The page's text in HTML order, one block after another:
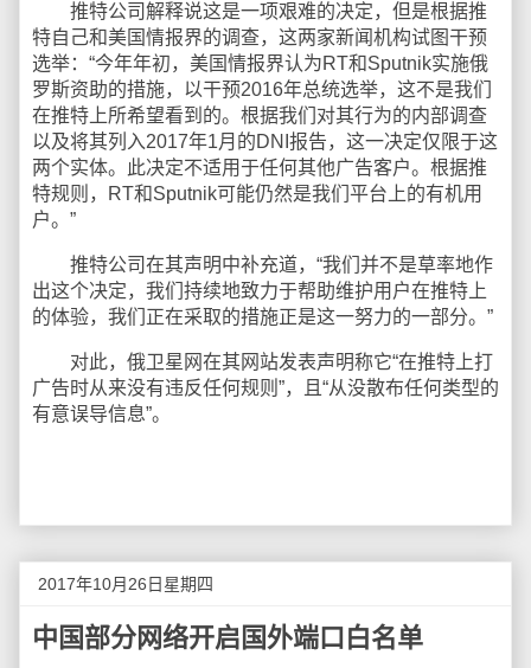
推特公司解释说这是一项艰难的决定，但是根据推
特自己和美国情报界的调查，这两家新闻机构试图干预
选举：“今年年初，美国情报界认为RT和Sputnik实施俄
罗斯资助的措施，以干预2016年总统选举，这不是我们
在推特上所希望看到的。根据我们对其行为的内部调查
以及将其列入2017年1月的DNI报告，这一决定仅限于这
两个实体。此决定不适用于任何其他广告客户。根据推
特规则，RT和Sputnik可能仍然是我们平台上的有机用
户。”
推特公司在其声明中补充道，“我们并不是草率地作
出这个决定，我们持续地致力于帮助维护用户在推特上
的体验，我们正在采取的措施正是这一努力的一部分。”
对此，俄卫星网在其网站发表声明称它“在推特上打
广告时从来没有违反任何规则”，且“从没散布任何类型的
有意误导信息”。
2017年10月26日星期四
中国部分网络开启国外端口白名单